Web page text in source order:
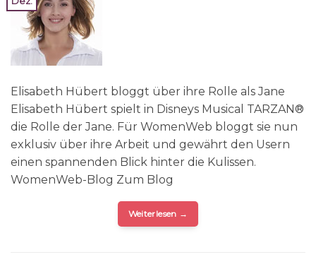
Elisabeth Hübert bloggt über ihre Rolle als Jane
Elisabeth Hübert spielt in Disneys Musical TARZAN®
die Rolle der Jane. Für WomenWeb bloggt sie nun
exklusiv über ihre Arbeit und gewährt den Usern
einen spannenden Blick hinter die Kulissen.
WomenWeb-Blog Zum Blog
Weiterlesen →